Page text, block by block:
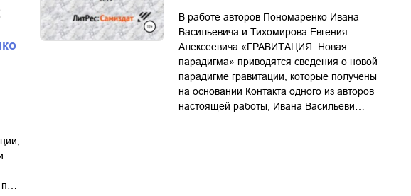
В работе авторов Пономаренко Ивана
Васильевича и Тихомирова Евгения
Алексеевича «ГРАВИТАЦИЯ. Новая
парадигма» приводятся сведения о новой
парадигме гравитации, которые получены
на основании Контакта одного из авторов
настоящей работы, Ивана Васильеви…